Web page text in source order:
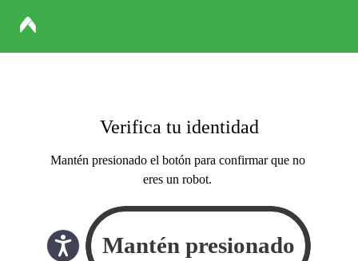
Verifica tu identidad
Mantén presionado el botón para confirmar que no
eres un robot.